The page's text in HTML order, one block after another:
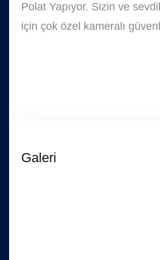
Polat Yapıyor. Sizin ve
için çok özel kameralı
Galeri